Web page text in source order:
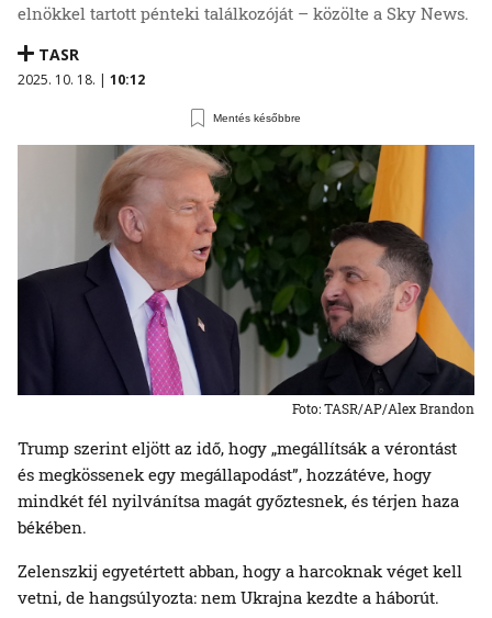
elnökkel tartott pénteki találkozóját – közölte a Sky News.
TASR
2025. 10. 18. | 10:12
Mentés későbbre
Foto: TASR/AP/Alex Brandon
Trump szerint eljött az idő, hogy „megállítsák a vérontást
és megkössenek egy megállapodást”, hozzátéve, hogy
mindkét fél nyilvánítsa magát győztesnek, és térjen haza
békében.
Zelenszkij egyetértett abban, hogy a harcoknak véget kell
vetni, de hangsúlyozta: nem Ukrajna kezdte a háborút.